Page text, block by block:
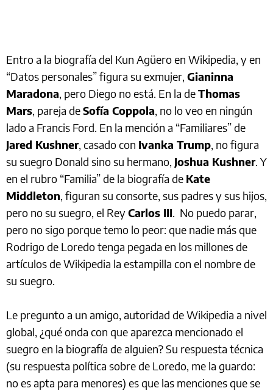
Entro a la biografía del Kun Agüero en Wikipedia, y en
“Datos personales” figura su exmujer, Gianinna
Maradona, pero Diego no está. En la deThomas
Mars, pareja deSofía Coppola, no lo veo en ningún
lado a Francis Ford. En la mención a “Familiares” de
Jared Kushner, casado con Ivanka Trump, no figura
su suegro Donald sino su hermano, Joshua Kushner. Y
en el rubro “Familia” de la biografía de Kate
Middleton, figuran su consorte, sus padres y sus hijos,
pero no su suegro, el ReyCarlos III. No puedo parar,
pero no sigo porque temo lo peor: que nadie más que
Rodrigo de Loredo tenga pegada en los millones de
artículos de Wikipedia la estampilla con el nombre de
su suegro.
Le pregunto a un amigo, autoridad de Wikipedia a nivel
global, ¿qué onda con que aparezca mencionado el
suegro en la biografía de alguien? Su respuesta técnica
(su respuesta política sobre de Loredo, me la guardo:
no es apta para menores) es que las menciones que se